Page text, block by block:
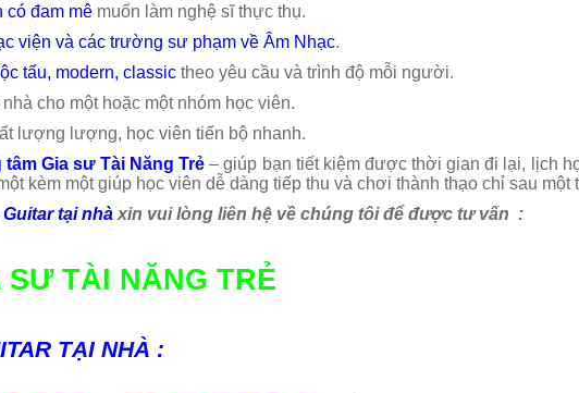
có đam mêmuốn làm nghệ sĩ thực thụ.
viện và các trường sư phạm về Âm Nhạc.
tấu, modern, classictheo yêu cầu và trình độ mỗi người.
cho một hoặc một nhóm học viên.
lượng lượng, học viên tiến bộ nhanh.
tâm Gia sư Tài Năng Trẻ – giúp bạn tiết kiệm được thời gian đi lại, lịch
kèm một giúp học viên dễ dàng tiếp thu và chơi thành thạo chỉ sau một
tại nhàxin vui lòng liên hệ về chúng tôi để được tư vấn :
TÀI NĂNG TRẺ
TẠI NHÀ :